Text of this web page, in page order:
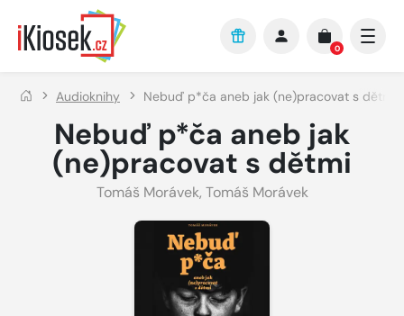
Přejít na hlavní obsah
0
Audioknihy Nebuď p*ča aneb jak (ne)pracovat s dětmi
Nebuď p*ča aneb jak
(ne)pracovat s dětmi
Tomáš Morávek, Tomáš Morávek